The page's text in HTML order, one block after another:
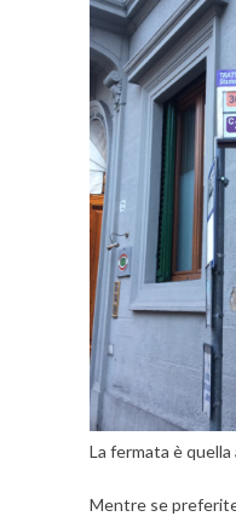
La fermata è quella
Mentre se